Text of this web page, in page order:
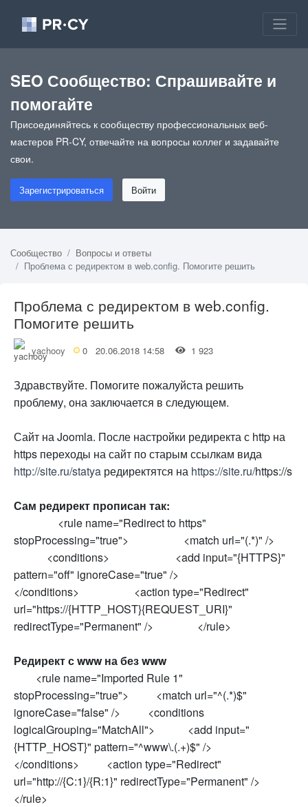
SEO Сообщество: Спрашивайте и
помогайте
Присоединяйтесь к сообществу профессиональных веб-
мастеров PR-CY, отвечайте на вопросы коллег и задавайте
свои.
Зарегистрироваться Войти
Сообщество
Вопросы и ответы
Проблема с редиректом в web.config. Помогите решить
Проблема с редиректом в web.config.
Помогите решить
yachooy 0 20.06.2018 14:58 1 923
Здравствуйте. Помогите пожалуйста решить
проблему, она заключается в следующем.
Сайт на Joomla. После настройки редиректа с http на
https переходы на сайт по старым ссылкам вида
http://site.ru/statya редиректятся на https://site.ru/https://s
Сам редирект прописан так:
<rule name="Redirect to https"
stopProcessing="true"> <match url="(.*)" />
<conditions> <add input="{HTTPS}"
pattern="off" ignoreCase="true" />
</conditions> <action type="Redirect"
url="https://{HTTP_HOST}{REQUEST_URI}"
redirectType="Permanent" /> </rule>
Редирект с www на без www
<rule name="Imported Rule 1"
stopProcessing="true"> <match url="^(.*)$"
ignoreCase="false" /> <conditions
logicalGrouping="MatchAll"> <add input="
{HTTP_HOST}" pattern="^www\.(.+)$" />
</conditions> <action type="Redirect"
url="http://{C:1}/{R:1}" redirectType="Permanent" />
</rule>